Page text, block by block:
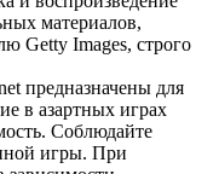
материалов,
Getty Images, строго
предназначены для
в азартных играх
Соблюдайте
игры. При